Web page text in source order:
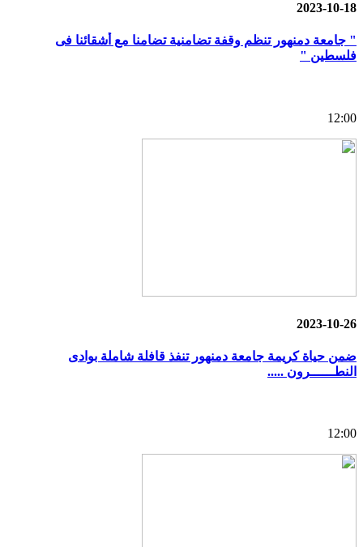
2023-10-18
" جامعة دمنهور تنظم وقفة تضامنية تضامنا مع أشقائنا فى
فلسطين "
12:00
2023-10-26
ضمن حياة كريمة جامعة دمنهور تنفذ قافلة شاملة بوادى
النطــــــرون .....
12:00